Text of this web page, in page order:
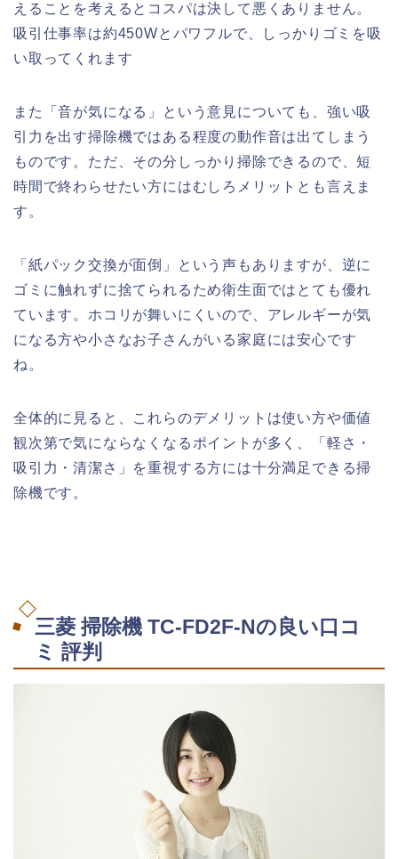
えることを考えるとコスパは決して悪くありません。
吸引仕事率は約450Wとパワフルで、しっかりゴミを吸
い取ってくれます
また「音が気になる」という意見についても、強い吸
引力を出す掃除機ではある程度の動作音は出てしまう
ものです。ただ、その分しっかり掃除できるので、短
時間で終わらせたい方にはむしろメリットとも言えま
す。
「紙パック交換が面倒」という声もありますが、逆に
ゴミに触れずに捨てられるため衛生面ではとても優れ
ています。ホコリが舞いにくいので、アレルギーが気
になる方や小さなお子さんがいる家庭には安心です
ね。
全体的に見ると、これらのデメリットは使い方や価値
観次第で気にならなくなるポイントが多く、「軽さ・
吸引力・清潔さ」を重視する方には十分満足できる掃
除機です。
三菱 掃除機 TC-FD2F-Nの良い口コ
ミ 評判